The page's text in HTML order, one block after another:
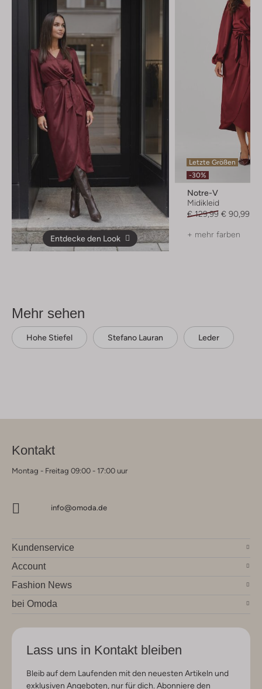
Entdecke den Look
Letzte Größen
-30%
Notre-V
Midikleid
€ 129,99 € 90,99
+ mehr farben
Mehr sehen
Hohe Stiefel Stefano Lauran Leder
Kontakt
Montag - Freitag 09:00 - 17:00 uur
info@omoda.de
Kundenservice
Account
Fashion News
bei Omoda
Lass uns in Kontakt bleiben
Bleib auf dem Laufenden mit den neuesten Artikeln und
exklusiven Angeboten, nur für dich. Abonniere den